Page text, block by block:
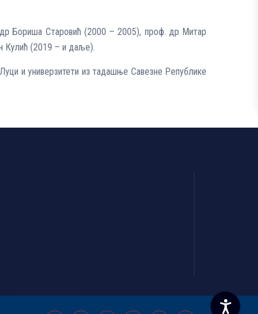
Бориша Старовић (2000 – 2005), проф. др Митар
Кулић (2019 – и даље).
и универзитети из тадашње Савезне Републике